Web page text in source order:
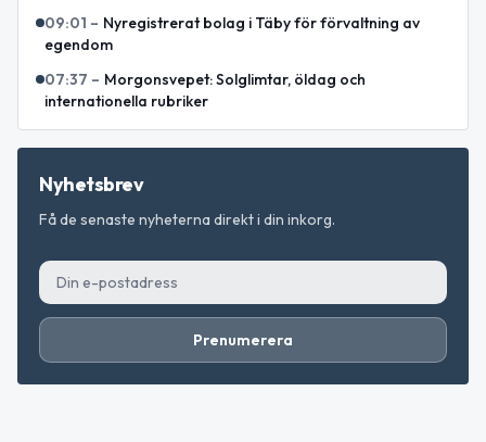
09:01 – Nyregistrerat bolag i Täby för förvaltning av
egendom
07:37 – Morgonsvepet: Solglimtar, öldag och
internationella rubriker
Nyhetsbrev
Få de senaste nyheterna direkt i din inkorg.
Prenumerera